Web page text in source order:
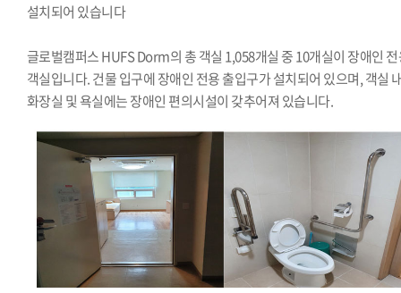
설치되어 있습니다
글로벌캠퍼스 HUFS Dorm의 총 객실 1,058개실 중 10개실이 장애인
객실입니다. 건물 입구에 장애인 전용 출입구가 설치되어 있으며, 객실
화장실 및 욕실에는 장애인 편의시설이 갖추어져 있습니다.